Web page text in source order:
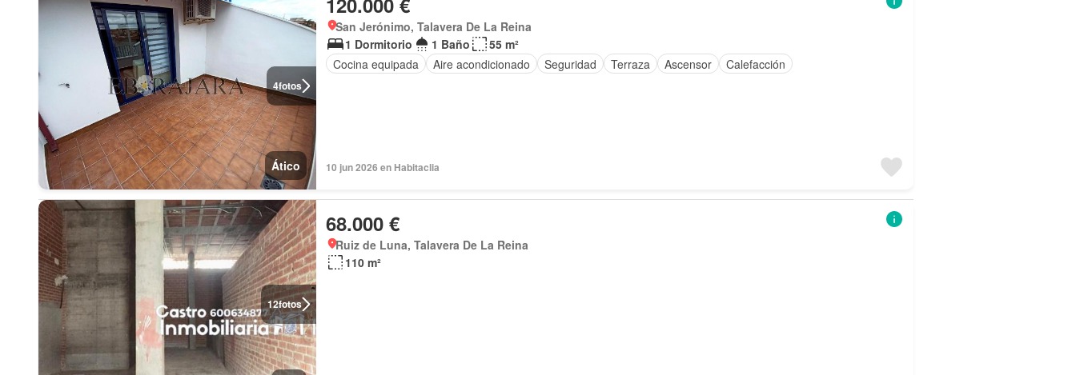
4fotos
Ático
San Jerónimo, Talavera De La Reina
1 Dormitorio
1 Baño
55 m²
Cocina equipada
Aire acondicionado Seguridad Terraza Ascensor Calefacción
10 jun 2026 en Habitaclia
12fotos
68.000 €
Ruiz de Luna, Talavera De La Reina
110 m²